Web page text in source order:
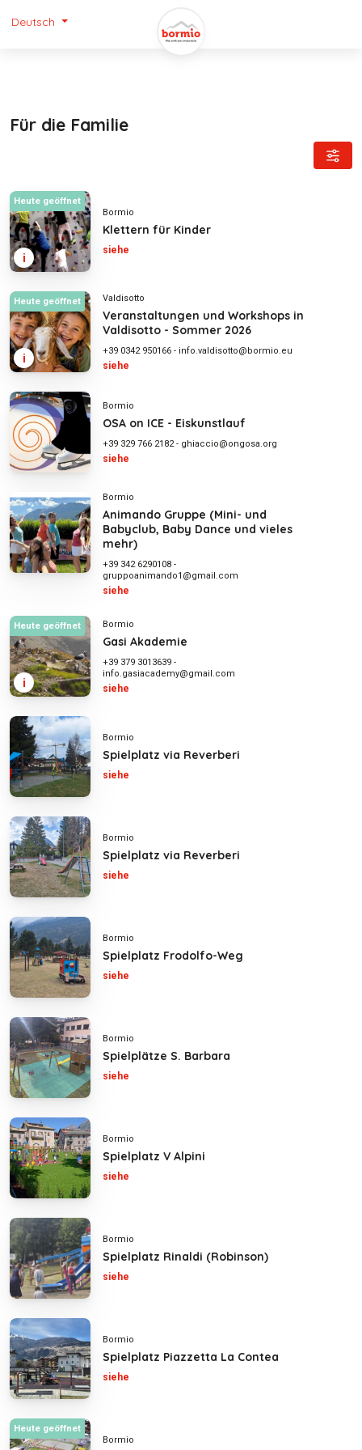
Deutsch
Für die Familie
i
Heute geöffnet
Bormio
Klettern für Kinder
siehe
i
Heute geöffnet Valdisotto
Veranstaltungen und Workshops in
Valdisotto - Sommer 2026
+39 0342 950166 - info.valdisotto@bormio.eu
siehe
Bormio
OSA on ICE - Eiskunstlauf
+39 329 766 2182- ghiaccio@ongosa.org
siehe
Bormio
Animando Gruppe (Mini- und
Babyclub, Baby Dance und vieles
mehr)
+39 342 6290108 -
gruppoanimando1@gmail.com
siehe
i
Heute geöffnet Bormio
Gasi Akademie
+39 379 3013639 -
info.gasiacademy@gmail.com
siehe
Bormio
Spielplatz via Reverberi
siehe
Bormio
Spielplatz via Reverberi
siehe
Bormio
Spielplatz Frodolfo-Weg
siehe
Bormio
Spielplätze S. Barbara
siehe
Bormio
Spielplatz V Alpini
siehe
Bormio
Spielplatz Rinaldi (Robinson)
siehe
Bormio
Spielplatz Piazzetta La Contea
siehe
Heute geöffnet
Bormio